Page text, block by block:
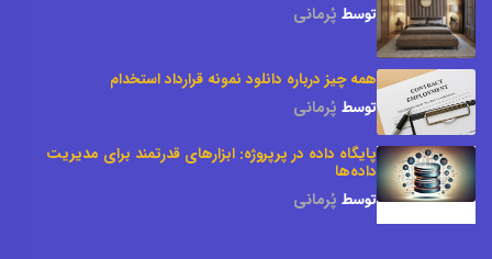
توسط پُرمانی
همه چیز درباره دانلود نمونه قرارداد استخدام
توسط پُرمانی
پایگاه داده در پرپروژه: ابزارهای قدرتمند برای مدیریت
داده‌ها
توسط پُرمانی